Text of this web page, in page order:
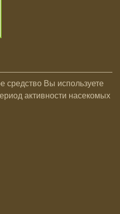
средство Вы используете
активности насекомых